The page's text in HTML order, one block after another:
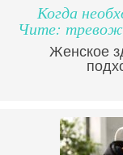
Когда
Чите:
Женское